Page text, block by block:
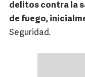
delitos contra la
de fuego,
Seguridad.